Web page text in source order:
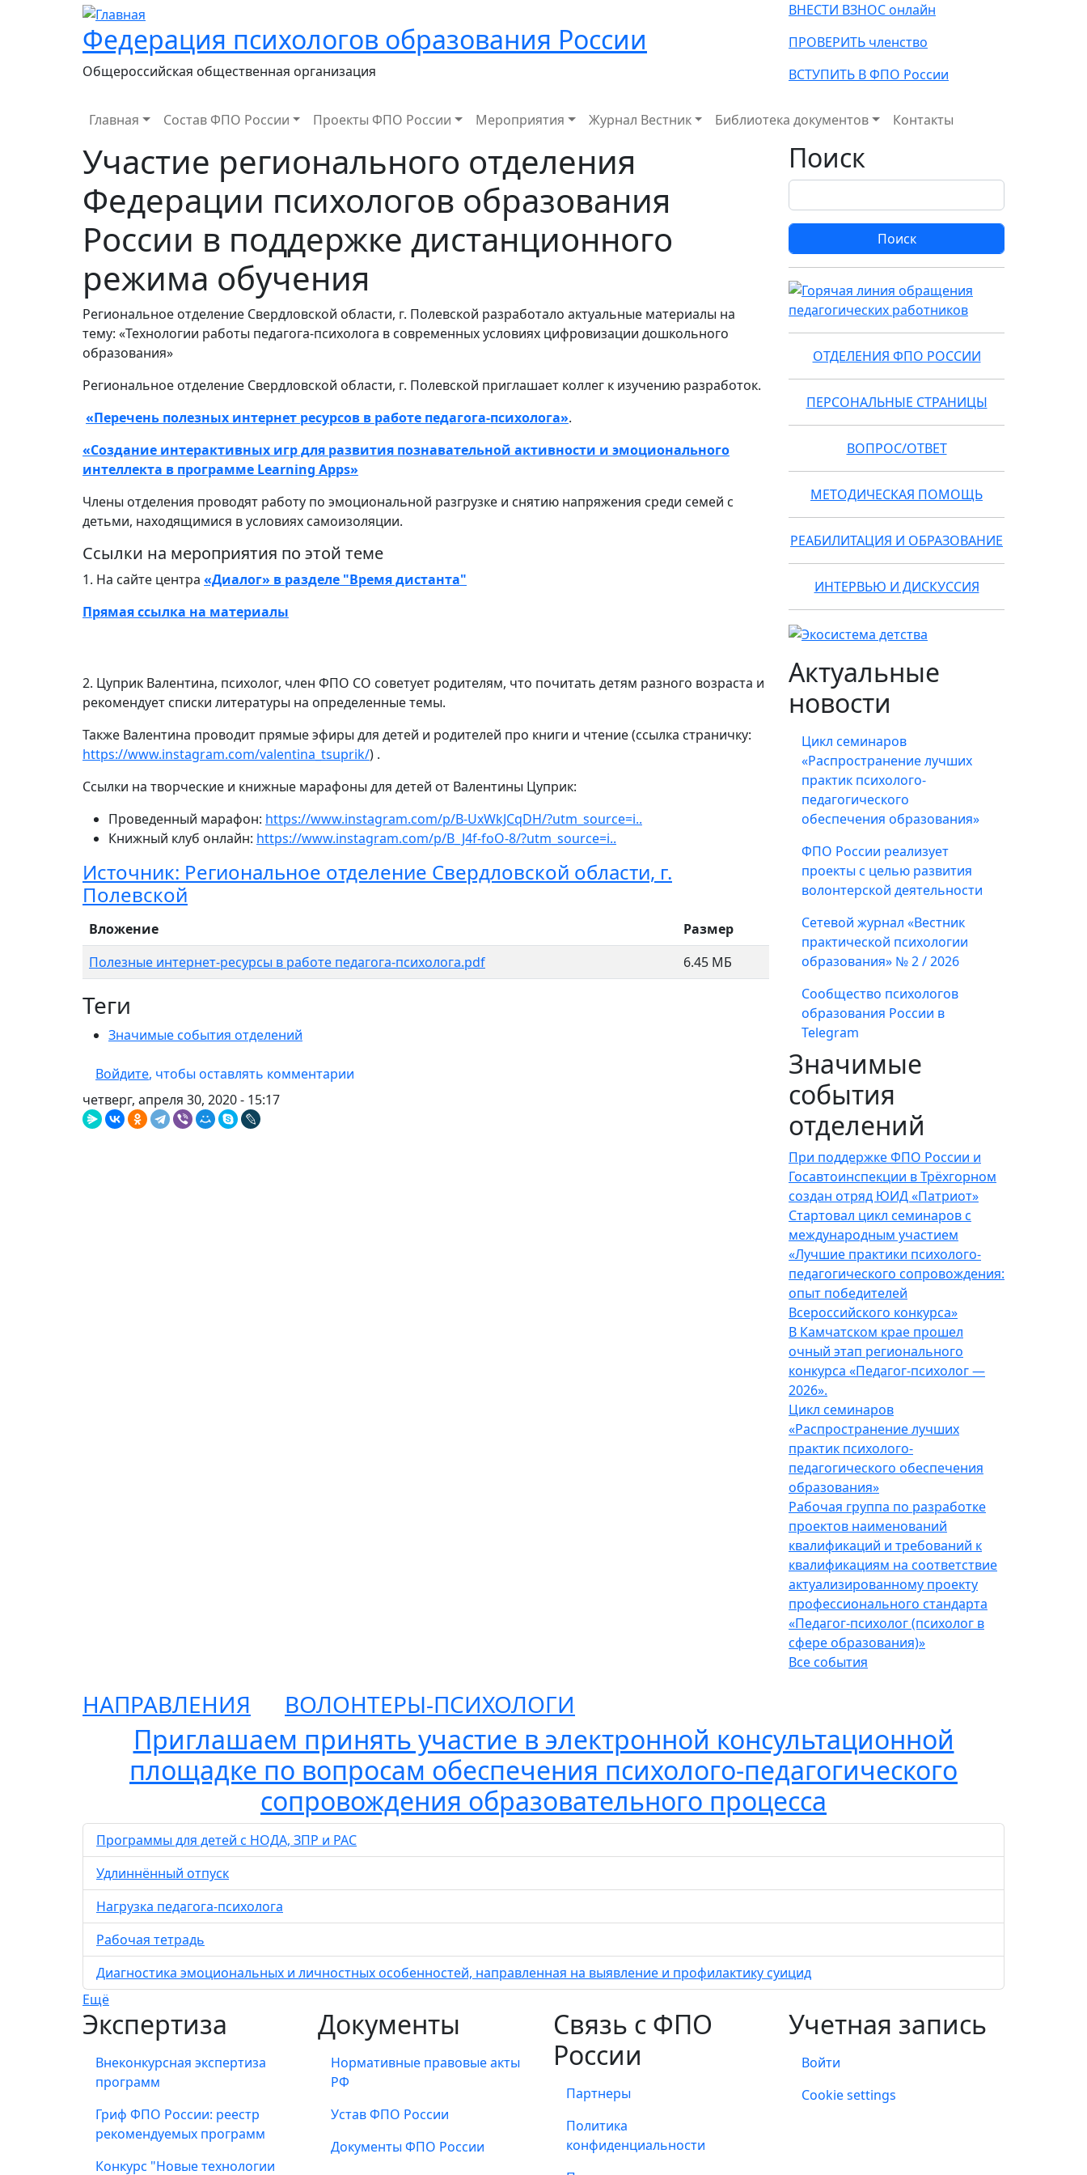
Федерация психологов образования России
Общероссийская общественная организация
ВНЕСТИ ВЗНОС онлайн
ПРОВЕРИТЬ членство
ВСТУПИТЬ В ФПО России
Main navigation
Главная Состав ФПО России Проекты ФПО России Мероприятия Журнал Вестник Библиотека документов Контакты
Участие регионального отделения
Федерации психологов образования
России в поддержке дистанционного
режима обучения
Региональное отделение Свердловской области, г. Полевской разработало актуальные материалы на
тему: «Технологии работы педагога-психолога в современных условиях цифровизации дошкольного
образования»
Региональное отделение Свердловской области, г. Полевской приглашает коллег к изучению разработок.
«Перечень полезных интернет ресурсов в работе педагога-психолога».
«Создание интерактивных игр для развития познавательной активности и эмоционального
интеллекта в программе Learning Apps»
Члены отделения проводят работу по эмоциональной разгрузке и снятию напряжения среди семей с
детьми, находящимися в условиях самоизоляции.
Ссылки на мероприятия по этой теме
1. На сайте центра «Диалог» в разделе "Время дистанта"
Прямая ссылка на материалы
2. Цуприк Валентина, психолог, член ФПО СО советует родителям, что почитать детям разного возраста и
рекомендует списки литературы на определенные темы.
Также Валентина проводит прямые эфиры для детей и родителей про книги и чтение (ссылка страничку:
https://www.instagram.com/valentina_tsuprik/) .
Ссылки на творческие и книжные марафоны для детей от Валентины Цуприк:
Проведенный марафон: https://www.instagram.com/p/B-UxWkJCqDH/?utm_source=i..
Книжный клуб онлайн: https://www.instagram.com/p/B_J4f-foO-8/?utm_source=i..
Источник: Региональное отделение Свердловской области, г.
Полевской
Вложение
Размер
Полезные интернет-ресурсы в работе педагога-психолога.pdf
6.45 МБ
Теги
Значимые события отделений
Войдите, чтобы оставлять комментарии
четверг, апреля 30, 2020 - 15:17
Поиск
Поиск
ОТДЕЛЕНИЯ ФПО РОССИИ
ПЕРСОНАЛЬНЫЕ СТРАНИЦЫ
ВОПРОС/ОТВЕТ
МЕТОДИЧЕСКАЯ ПОМОЩЬ
РЕАБИЛИТАЦИЯ И ОБРАЗОВАНИЕ
ИНТЕРВЬЮ И ДИСКУССИЯ
Актуальные
новости
Цикл семинаров
«Распространение лучших
практик психолого-
педагогического
обеспечения образования»
ФПО России реализует
проекты с целью развития
волонтерской деятельности
Сетевой журнал «Вестник
практической психологии
образования» № 2 / 2026
Сообщество психологов
образования России в
Telegram
Значимые
события
отделений
При поддержке ФПО России и
Госавтоинспекции в Трёхгорном
создан отряд ЮИД «Патриот»
Стартовал цикл семинаров с
международным участием
«Лучшие практики психолого-
педагогического сопровождения:
опыт победителей
Всероссийского конкурса»
В Камчатском крае прошел
очный этап регионального
конкурса «Педагог-психолог —
2026».
Цикл семинаров
«Распространение лучших
практик психолого-
педагогического обеспечения
образования»
Рабочая группа по разработке
проектов наименований
квалификаций и требований к
квалификациям на соответствие
актуализированному проекту
профессионального стандарта
«Педагог-психолог (психолог в
сфере образования)»
Все события
НАПРАВЛЕНИЯ ВОЛОНТЕРЫ-ПСИХОЛОГИ
Приглашаем принять участие в электронной консультационной
площадке по вопросам обеспечения психолого-педагогического
сопровождения образовательного процесса
Программы для детей с НОДА, ЗПР и РАС
Удлиннённый отпуск
Нагрузка педагога-психолога
Рабочая тетрадь
Диагностика эмоциональных и личностных особенностей, направленная на выявление и профилактику суицид
Ещё
Экспертиза
Внеконкурсная экспертиза
программ
Гриф ФПО России: реестр
рекомендуемых программ
Конкурс "Новые технологии
Документы
Нормативные правовые акты
РФ
Устав ФПО России
Документы ФПО России
Связь с ФПО
России
Партнеры
Политика
конфиденциальности
Учетная запись
Войти
Учетная запись
Cookie settings